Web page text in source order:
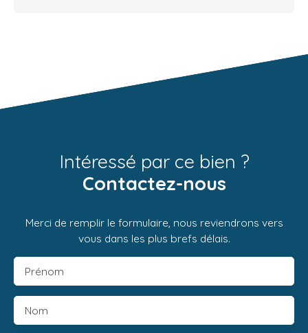
Intéressé par ce bien ?
Contactez-nous
Merci de remplir le formulaire, nous reviendrons vers
vous dans les plus brefs délais.
Prénom
Nom